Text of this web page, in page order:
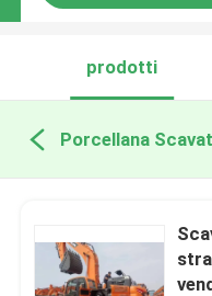
prodotti
Porcellana